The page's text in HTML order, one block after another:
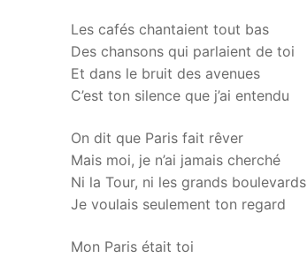
Les cafés chantaient tout bas
Des chansons qui parlaient de toi
Et dans le bruit des avenues
C’est ton silence que j’ai entendu
On dit que Paris fait rêver
Mais moi, je n’ai jamais cherché
Ni la Tour, ni les grands boulevards
Je voulais seulement ton regard
Mon Paris était toi